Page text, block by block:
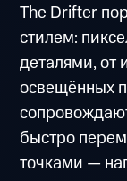
The Drifter
стилем:
деталями, от
освещённых
быстро
точками —